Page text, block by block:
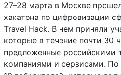
27–28 марта в Москве
хакатона по цифровизации
Travel Hack. В нем приняли
которые в течение почти 30
предложенные российскими
компаниями и сервисами.